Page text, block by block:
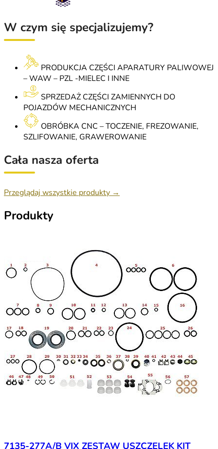
W czym się specjalizujemy?
PRODUKCJA CZĘŚCI APARATURY PALIWOWEJ
– WAW – PZL -MIELEC I INNE
SPRZEDAŻ CZĘŚCI ZAMIENNYCH DO
POJAZDÓW MECHANICZNYCH
OBRÓBKA CNC – TOCZENIE, FREZOWANIE,
SZLIFOWANIE, GRAWEROWANIE
Cała nasza oferta
Przeglądaj wszystkie produkty →
Produkty
7135-277A/B VIX ZESTAW USZCZELEK KIT